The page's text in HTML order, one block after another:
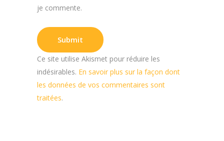
je commente.
Ce site utilise Akismet pour réduire les
indésirables. En savoir plus sur la façon dont
les données de vos commentaires sont
traitées.